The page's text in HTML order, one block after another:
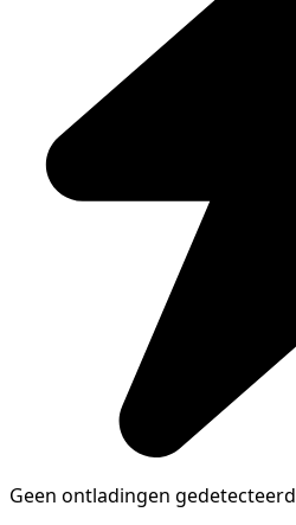
Geen ontladingen gedetecteerd